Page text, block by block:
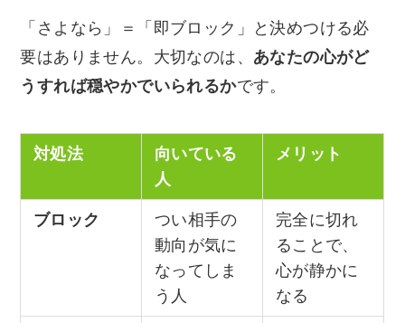
「さよなら」＝「即ブロック」と決めつける必
要はありません。大切なのは、 あなたの心がど
うすれば穏やかでいられるかです。
対処法
向いている
人
メリット
ブロック
つい相手の
動向が気に
なってしま
う人
完全に切れ
ることで、
心が静かに
なる